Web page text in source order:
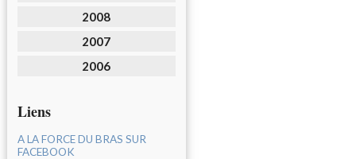
2008
2007
2006
Liens
A LA FORCE DU BRAS SUR
FACEBOOK